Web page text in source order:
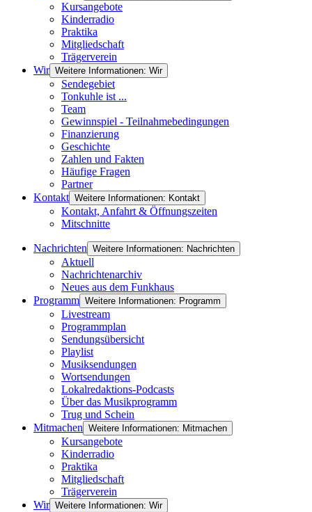
Kursangebote
Kinderradio
Praktika
Mitgliedschaft
Trägerverein
Wir Weitere Informationen: Wir
Sendegebiet
Tonkuhle ist ...
Team
Gewinnspiel - Teilnahmebedingungen
Finanzierung
Geschichte
Zahlen und Fakten
Häufige Fragen
Partner
Kontakt Weitere Informationen: Kontakt
Kontakt, Anfahrt & Öffnungszeiten
Mitschnitte
Nachrichten Weitere Informationen: Nachrichten
Aktuell
Nachrichtenarchiv
Neues aus dem Funkhaus
Programm Weitere Informationen: Programm
Livestream
Programmplan
Sendungsübersicht
Playlist
Musiksendungen
Wortsendungen
Lokalredaktions-Podcasts
Über das Musikprogramm
Trug und Schein
Mitmachen Weitere Informationen: Mitmachen
Kursangebote
Kinderradio
Praktika
Mitgliedschaft
Trägerverein
Wir Weitere Informationen: Wir